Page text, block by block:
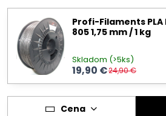
Profi-Filaments PLA
805 1,75 mm / 1 kg
Skladom (>5ks)
19,90 €24,90 €
Cena